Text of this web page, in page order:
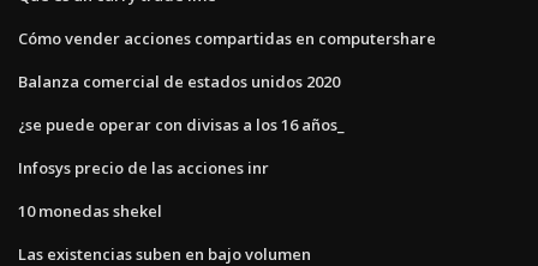
Cómo vender acciones compartidas en computershare
Balanza comercial de estados unidos 2020
¿se puede operar con divisas a los 16 años_
Infosys precio de las acciones inr
10 monedas shekel
Las existencias suben en bajo volumen